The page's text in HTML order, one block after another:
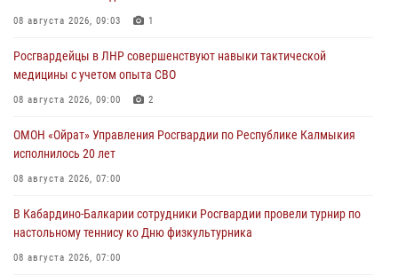
08 августа 2026, 09:03 1
Росгвардейцы в ЛНР совершенствуют навыки тактической
медицины с учетом опыта СВО
08 августа 2026, 09:00 2
ОМОН «Ойрат» Управления Росгвардии по Республике Калмыкия
исполнилось 20 лет
08 августа 2026, 07:00
В Кабардино-Балкарии сотрудники Росгвардии провели турнир по
настольному теннису ко Дню физкультурника
08 августа 2026, 07:00